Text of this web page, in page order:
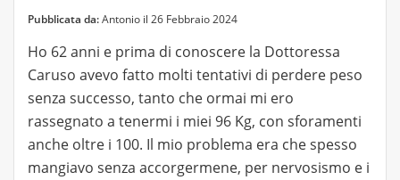
Pubblicata da:Antonio il 26 Febbraio 2024
Ho 62 anni e prima di conoscere la Dottoressa
Caruso avevo fatto molti tentativi di perdere peso
senza successo, tanto che ormai mi ero
rassegnato a tenermi i miei 96 Kg, con sforamenti
anche oltre i 100. Il mio problema era che spesso
mangiavo senza accorgermene, per nervosismo e i